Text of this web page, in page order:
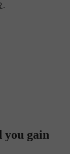
.
gain